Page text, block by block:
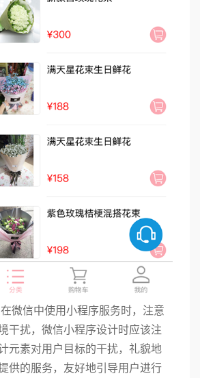
微信中使用小程序服务时，注意
干扰，微信小程序设计时应该注
元素对用户目标的干扰，礼貌地
供的服务，友好地引导用户进行